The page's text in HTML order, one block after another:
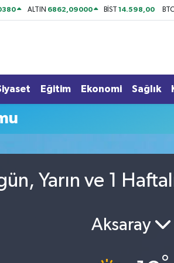
ALTIN 6862,09000 BİST14.598,00 BTC
Eğitim Ekonomi Sağlık
Yarın ve 1
Aksaray